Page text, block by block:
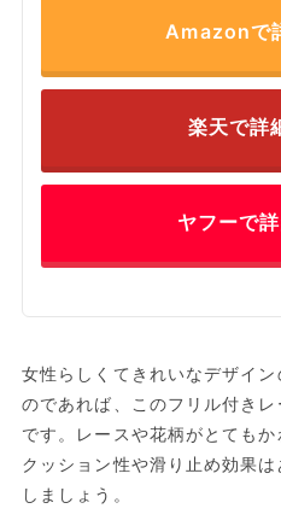
Amazonで
楽天で詳
ヤフーで
女性らしくてきれいなデザイ
のであれば、このフリル付き
です。レースや花柄がとてもか
クッション性や滑り止め効果
しましょう。